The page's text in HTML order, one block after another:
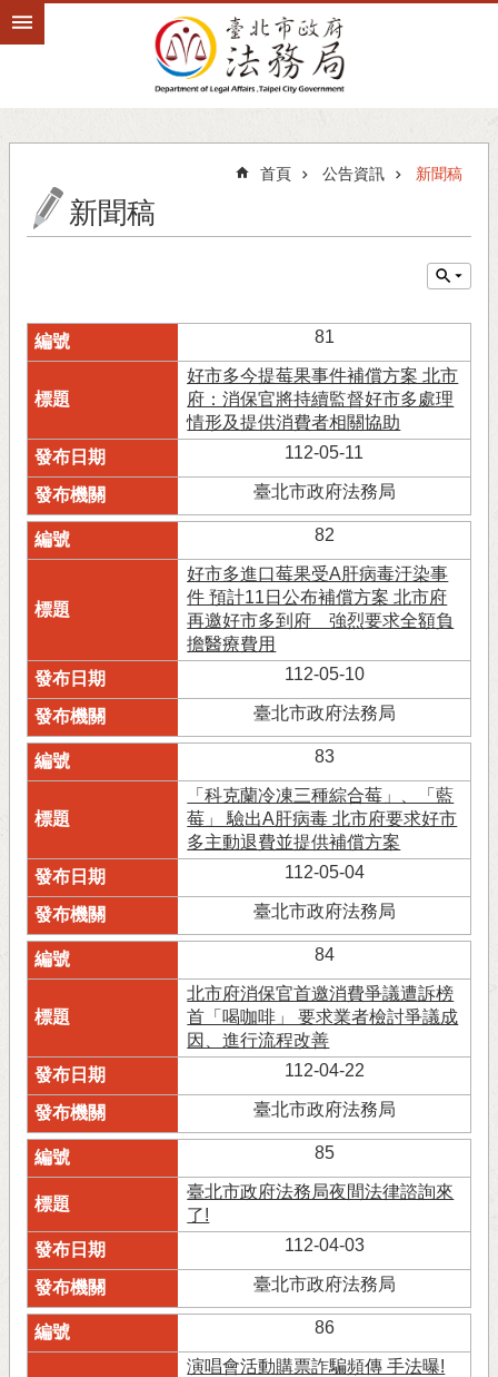
跳到主要內容區塊
首頁 公告資訊 新聞稿
新聞稿
81
好市多今提莓果事件補償方案 北市
府：消保官將持續監督好市多處理
情形及提供消費者相關協助
112-05-11
臺北市政府法務局
82
好市多進口莓果受A肝病毒汙染事
件 預計11日公布補償方案 北市府
再邀好市多到府 強烈要求全額負
擔醫療費用
112-05-10
臺北市政府法務局
83
「科克蘭冷凍三種綜合莓」、「藍
莓」 驗出A肝病毒 北市府要求好市
多主動退費並提供補償方案
112-05-04
臺北市政府法務局
84
北市府消保官首邀消費爭議遭訴榜
首「喝咖啡」 要求業者檢討爭議成
因、進行流程改善
112-04-22
臺北市政府法務局
85
臺北市政府法務局夜間法律諮詢來
了!
112-04-03
臺北市政府法務局
86
演唱會活動購票詐騙頻傳 手法曝!